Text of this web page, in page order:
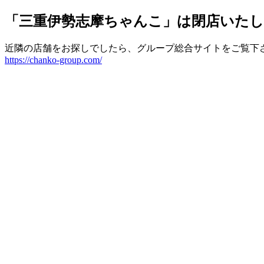
「三重伊勢志摩ちゃんこ」は閉店いたし
近隣の店舗をお探しでしたら、グループ総合サイトをご覧下
https://chanko-group.com/